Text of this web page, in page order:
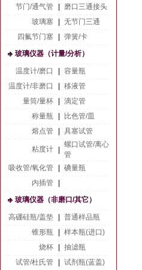
节门/通气管
磨口三通接头
玻璃塞
无节门三通
四氟节门塞
弹簧/卡
玻璃仪器（计量/分析）
温度计/磨口
容量瓶
温度计/非磨口
移液管
量筒/量杯
滴定管
称量瓶
比色管/皿
熔点管
具塞试管
粘度计
螺口试管/离心
管
吸收管/氧化管
碘量瓶
内插管
玻璃仪器（非磨口/其它）
高硼硅瓶/盖垫
普通样品瓶
锥形瓶
样本瓶(进口)
烧杯
抽滤瓶
试管/杜氏管
试剂瓶(蓝盖)